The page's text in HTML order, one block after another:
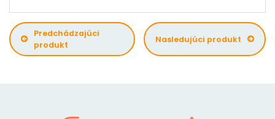
Predchádzajúci
produkt
Nasledujúci produkt